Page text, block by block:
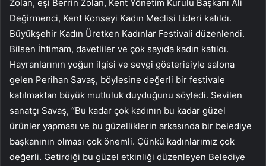
Zolan, eşi Berrin Zolan, Kent Yönetim Kurulu Başkanı Ali
Değirmenci, Kent Konseyi Kadın Meclisi Lideri katıldı.
Büyükşehir Kadın Üretken Kadınlar Festivali düzenlendi.
Bilsen İhtimam, davetliler ve çok sayıda kadın katıldı.
Hayranlarının yoğun ilgisi ve sevgi gösterisiyle salona
gelen Perihan Savaş, böylesine değerli bir festivale
katılmaktan büyük mutluluk duyduğunu söyledi. Sevilen
sanatçı Savaş, “Bu kadar çok kadının bu kadar güzel
ürünler yapması ve bu güzelliklerin arkasında bir belediye
başkanının olması çok önemli. Çünkü kadınlarımız çok
değerli. Getirdiği bu güzel etkinliği düzenleyen Belediye